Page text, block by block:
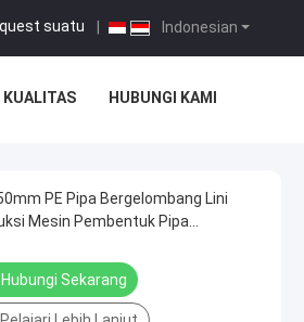
Indonesian
suatu
KUALITAS HUBUNGI KAMI
PE Pipa Bergelombang Lini
Mesin Pembentuk Pipa
Hubungi Sekarang